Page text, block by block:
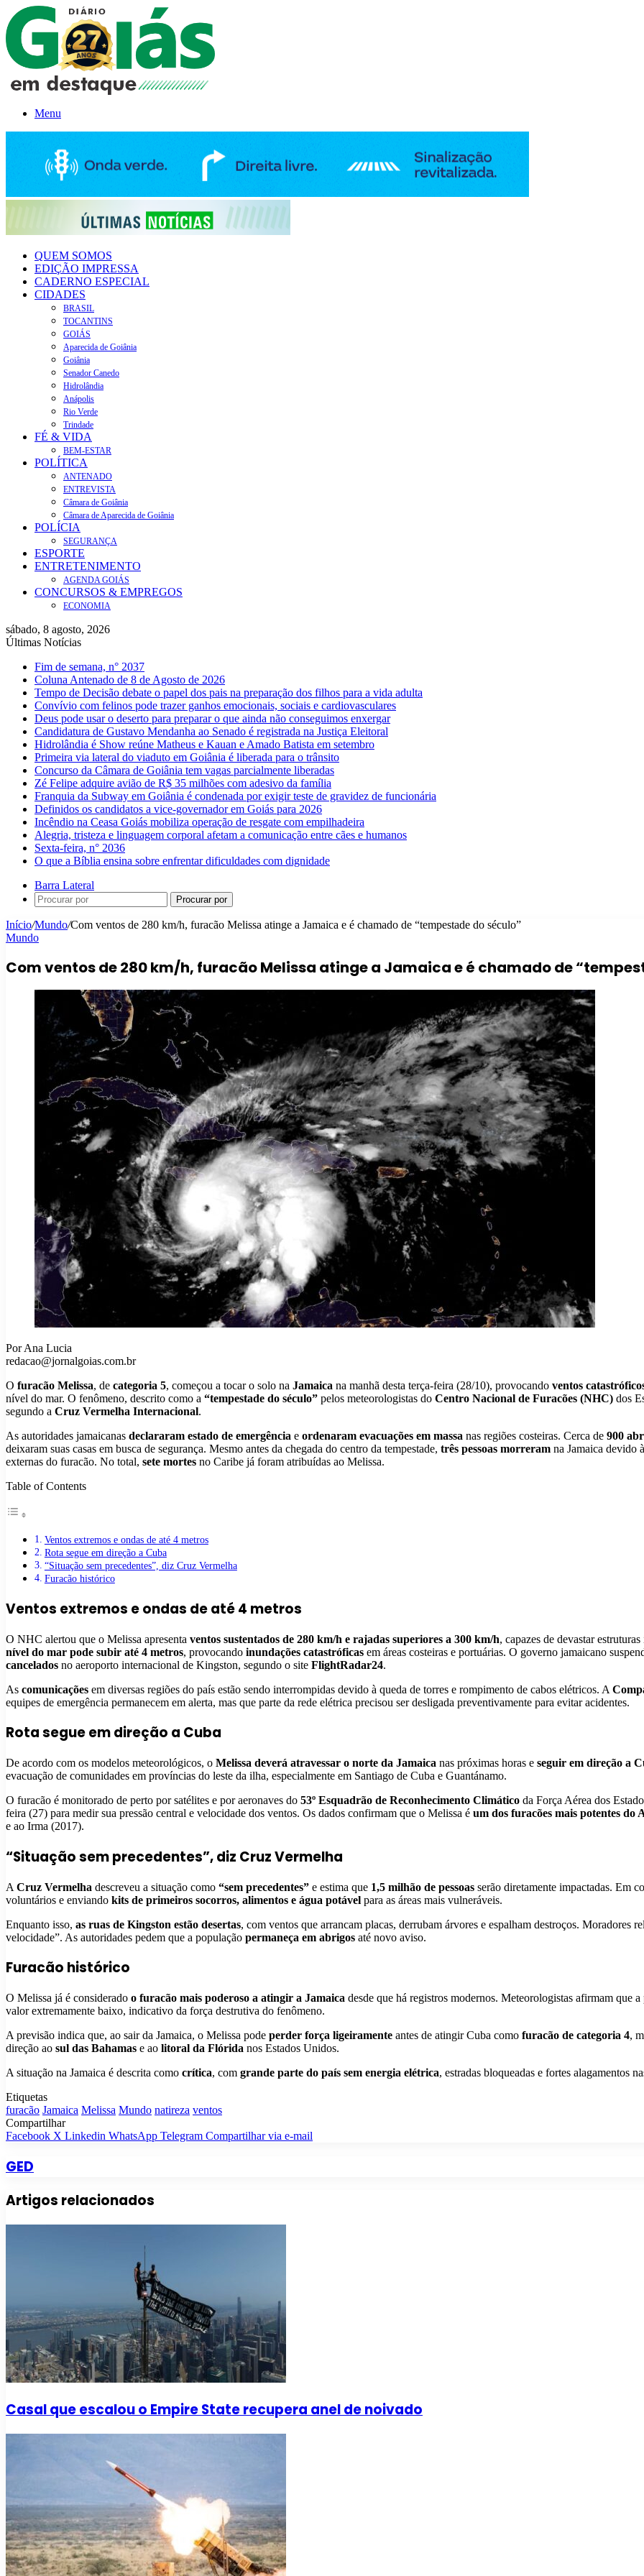
Menu
QUEM SOMOS
EDIÇÃO IMPRESSA
CADERNO ESPECIAL
CIDADES
BRASIL
TOCANTINS
GOIÁS
Aparecida de Goiânia
Goiânia
Senador Canedo
Hidrolândia
Anápolis
Rio Verde
Trindade
FÉ & VIDA
BEM-ESTAR
POLÍTICA
ANTENADO
ENTREVISTA
Câmara de Goiânia
Câmara de Aparecida de Goiânia
POLÍCIA
SEGURANÇA
ESPORTE
ENTRETENIMENTO
AGENDA GOIÁS
CONCURSOS & EMPREGOS
ECONOMIA
sábado, 8 agosto, 2026
Últimas Notícias
Fim de semana, n° 2037
Coluna Antenado de 8 de Agosto de 2026
Tempo de Decisão debate o papel dos pais na preparação dos filhos para a vida adulta
Convívio com felinos pode trazer ganhos emocionais, sociais e cardiovasculares
Deus pode usar o deserto para preparar o que ainda não conseguimos enxergar
Candidatura de Gustavo Mendanha ao Senado é registrada na Justiça Eleitoral
Hidrolândia é Show reúne Matheus e Kauan e Amado Batista em setembro
Primeira via lateral do viaduto em Goiânia é liberada para o trânsito
Concurso da Câmara de Goiânia tem vagas parcialmente liberadas
Zé Felipe adquire avião de R$ 35 milhões com adesivo da família
Franquia da Subway em Goiânia é condenada por exigir teste de gravidez de funcionária
Definidos os candidatos a vice-governador em Goiás para 2026
Incêndio na Ceasa Goiás mobiliza operação de resgate com empilhadeira
Alegria, tristeza e linguagem corporal afetam a comunicação entre cães e humanos
Sexta-feira, n° 2036
O que a Bíblia ensina sobre enfrentar dificuldades com dignidade
Barra Lateral
Procurar por
Início/Mundo/Com ventos de 280 km/h, furacão Melissa atinge a Jamaica e é chamado de “tempestade do século”
Mundo
Com ventos de 280 km/h, furacão Melissa atinge a Jamaica e é chamado de
Por Ana Lucia
redacao@jornalgoias.com.br
O furacão Melissa, de categoria 5, começou a tocar o solo na Jamaica na manhã desta terça-feira (28/10), provocando ventos
nível do mar. O fenômeno, descrito como a “tempestade do século” pelos meteorologistas do Centro Nacional de Furacões (NHC) dos
segundo a Cruz Vermelha Internacional.
As autoridades jamaicanas declararam estado de emergência e ordenaram evacuações em massa nas regiões costeiras. Cerca de 900
deixaram suas casas em busca de segurança. Mesmo antes da chegada do centro da tempestade, três pessoas morreram na Jamaica devido
externas do furacão. No total, sete mortes no Caribe já foram atribuídas ao Melissa.
Table of Contents
Ventos extremos e ondas de até 4 metros
Rota segue em direção a Cuba
“Situação sem precedentes”, diz Cruz Vermelha
Furacão histórico
Ventos extremos e ondas de até 4 metros
O NHC alertou que o Melissa apresenta ventos sustentados de 280 km/h e rajadas superiores a 300 km/h, capazes de devastar
nível do mar pode subir até 4 metros, provocando inundações catastróficas em áreas costeiras e portuárias. O governo jamaicano
cancelados no aeroporto internacional de Kingston, segundo o site FlightRadar24.
As comunicações em diversas regiões do país estão sendo interrompidas devido à queda de torres e rompimento de cabos elétricos. A
equipes de emergência permanecem em alerta, mas que parte da rede elétrica precisou ser desligada preventivamente para evitar acidentes.
Rota segue em direção a Cuba
De acordo com os modelos meteorológicos, o Melissa deverá atravessar o norte da Jamaica nas próximas horas e seguir em direção a
evacuação de comunidades em províncias do leste da ilha, especialmente em Santiago de Cuba e Guantánamo.
O furacão é monitorado de perto por satélites e por aeronaves do 53º Esquadrão de Reconhecimento Climático da Força Aérea dos
feira (27) para medir sua pressão central e velocidade dos ventos. Os dados confirmam que o Melissa é um dos furacões mais potentes do
e ao Irma (2017).
“Situação sem precedentes”, diz Cruz Vermelha
A Cruz Vermelha descreveu a situação como “sem precedentes” e estima que 1,5 milhão de pessoas serão diretamente impactadas. Em
voluntários e enviando kits de primeiros socorros, alimentos e água potável para as áreas mais vulneráveis.
Enquanto isso, as ruas de Kingston estão desertas, com ventos que arrancam placas, derrubam árvores e espalham destroços. Moradores
velocidade”. As autoridades pedem que a população permaneça em abrigos até novo aviso.
Furacão histórico
O Melissa já é considerado o furacão mais poderoso a atingir a Jamaica desde que há registros modernos. Meteorologistas afirmam que
valor extremamente baixo, indicativo da força destrutiva do fenômeno.
A previsão indica que, ao sair da Jamaica, o Melissa pode perder força ligeiramente antes de atingir Cuba como furacão de categoria 4,
direção ao sul das Bahamas e ao litoral da Flórida nos Estados Unidos.
A situação na Jamaica é descrita como crítica, com grande parte do país sem energia elétrica, estradas bloqueadas e fortes alagamentos
Etiquetas
furacão Jamaica Melissa Mundo natireza ventos
Compartilhar
Facebook X Linkedin WhatsApp Telegram Compartilhar via e-mail
GED
Artigos relacionados
Casal que escalou o Empire State recupera anel de noivado